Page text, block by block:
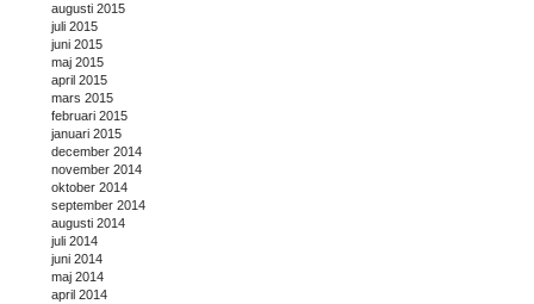
augusti 2015
juli 2015
juni 2015
maj 2015
april 2015
mars 2015
februari 2015
januari 2015
december 2014
november 2014
oktober 2014
september 2014
augusti 2014
juli 2014
juni 2014
maj 2014
april 2014